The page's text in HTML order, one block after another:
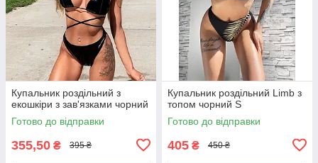
Купальник роздільний з
екошкіри з зав'язками чорний
Готово до відправки
355,50 ₴ 395 ₴
Купальник роздільний Limb з
топом чорний S
Готово до відправки
405 ₴ 450 ₴